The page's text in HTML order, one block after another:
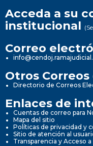
Acceda a su
institucional
Correo
Otros
Directorio de Correos
Enlaces de
Cuentas de correo para
Mapa del sitio
Políticas de privacidad y
Sitio de atención al
Transparencia y Acceso